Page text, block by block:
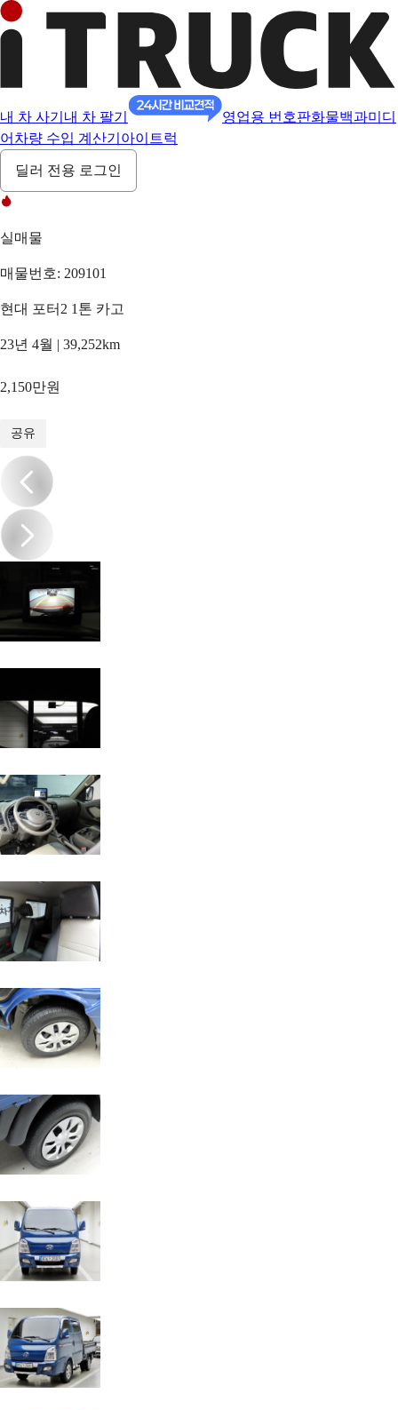
내 차 사기 내 차 팔기 영업용 번호판화물백과미디
어 차량 수입 계산기 아이트럭
딜러 전용 로그인
실매물
매물번호: 209101
현대 포터2 1톤 카고
23년 4월 | 39,252km
2,150만원
공유
/17